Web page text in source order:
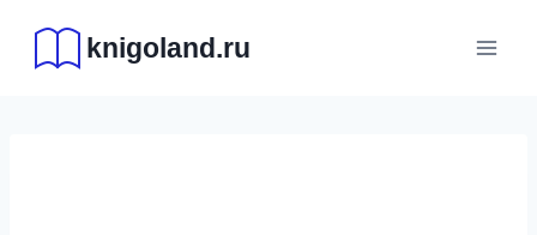
содержимому
knigoland.ru